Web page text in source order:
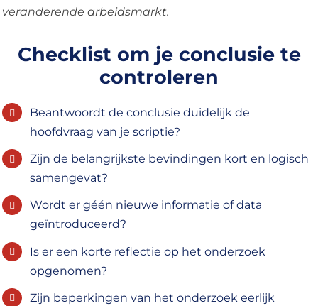
veranderende arbeidsmarkt.
Checklist om je conclusie te
controleren
Beantwoordt de conclusie duidelijk de
hoofdvraag van je scriptie?
Zijn de belangrijkste bevindingen kort en logisch
samengevat?
Wordt er géén nieuwe informatie of data
geïntroduceerd?
Is er een korte reflectie op het onderzoek
opgenomen?
Zijn beperkingen van het onderzoek eerlijk